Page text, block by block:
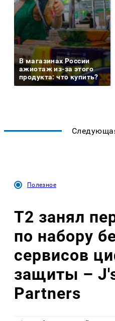
В магазинах России
ажиотаж из-за этого
продукта: что купить?
Полезное
Т2 занял
по набору
сервисов
защиты –
Partners